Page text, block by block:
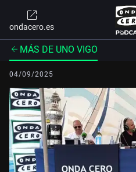
ondacero.es
MÁS DE UNO VIGO
04/09/2025